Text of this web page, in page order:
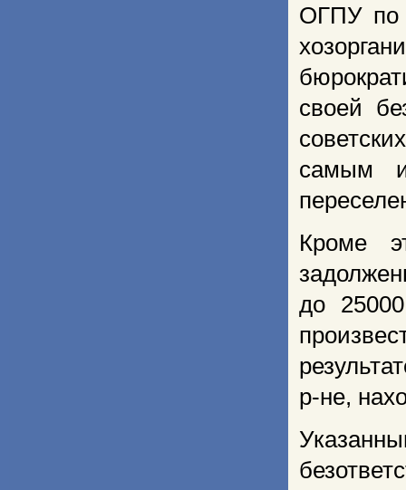
ОГПУ по
своей
самым
Кроме
до
р-не,